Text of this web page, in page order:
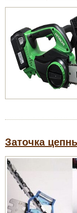
Заточка